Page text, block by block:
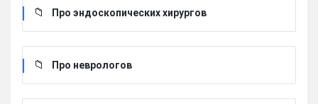
Про эндоскопических хирургов
Про неврологов